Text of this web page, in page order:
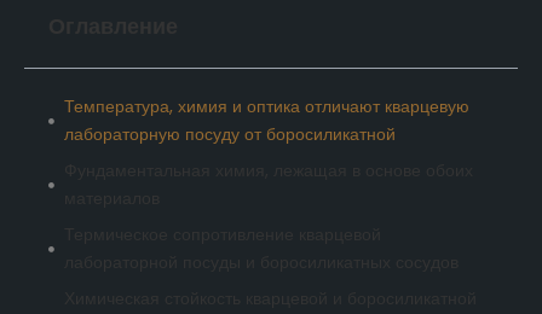
Температура, химия и оптика отличают кварцевую
лабораторную посуду от боросиликатной